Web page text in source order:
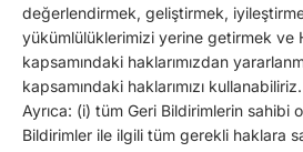
değerlendirmek, geliştirmek,
yükümlülüklerimizi yerine getirmek ve
kapsamındaki haklarımızdan
kapsamındaki haklarımızı kullanabiliriz.
Ayrıca: (i) tüm Geri Bildirimlerin sahibi
Bildirimler ile ilgili tüm gerekli haklara